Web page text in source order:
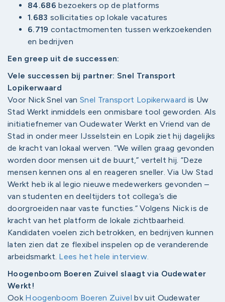
84.686 bezoekers op de platforms
1.683 sollicitaties op lokale vacatures
6.719 contactmomenten tussen werkzoekenden
en bedrijven
Een greep uit de successen:
Vele successen bij partner: Snel Transport
Lopikerwaard
Voor Nick Snel vanSnel Transport Lopikerwaard is Uw
Stad Werkt inmiddels een onmisbare tool geworden. Als
initiatiefnemer van Oudewater Werkt en Vriend van de
Stad in onder meer IJsselstein en Lopik ziet hij dagelijks
de kracht van lokaal werven. “We willen graag gevonden
worden door mensen uit de buurt,” vertelt hij. “Deze
mensen kennen ons al en reageren sneller. Via Uw Stad
Werkt heb ik al legio nieuwe medewerkers gevonden –
van studenten en deeltijders tot collega’s die
doorgroeiden naar vaste functies.” Volgens Nick is de
kracht van het platform de lokale zichtbaarheid.
Kandidaten voelen zich betrokken, en bedrijven kunnen
laten zien dat ze flexibel inspelen op de veranderende
arbeidsmarkt. Lees het hele interview.
Hoogenboom Boeren Zuivel slaagt via Oudewater
Werkt!
Ook Hoogenboom Boeren Zuivel bv uit Oudewater